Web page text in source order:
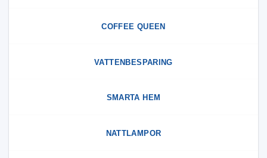
COFFEE QUEEN
VATTENBESPARING
SMARTA HEM
NATTLAMPOR